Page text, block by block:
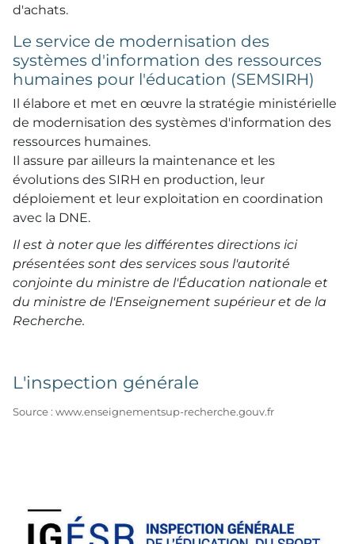
d'achats.
Le service de modernisation des
systèmes d'information des ressources
humaines pour l'éducation (SEMSIRH)
Il élabore et met en œuvre la stratégie ministérielle
de modernisation des systèmes d'information des
ressources humaines.
Il assure par ailleurs la maintenance et les
évolutions des SIRH en production, leur
déploiement et leur exploitation en coordination
avec la DNE.
Il est à noter que les différentes directions ici
présentées sont des services sous l'autorité
conjointe du ministre de l'Éducation nationale et
du ministre de l'Enseignement supérieur et de la
Recherche.
L'inspection générale
Source : www.enseignementsup-recherche.gouv.fr